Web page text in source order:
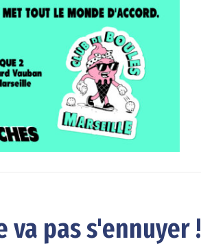
va pas s'ennuyer !